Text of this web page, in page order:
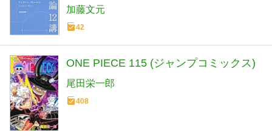
加藤文元
42
ONE PIECE 115 (ジャンプコミックス)
尾田栄一郎
408